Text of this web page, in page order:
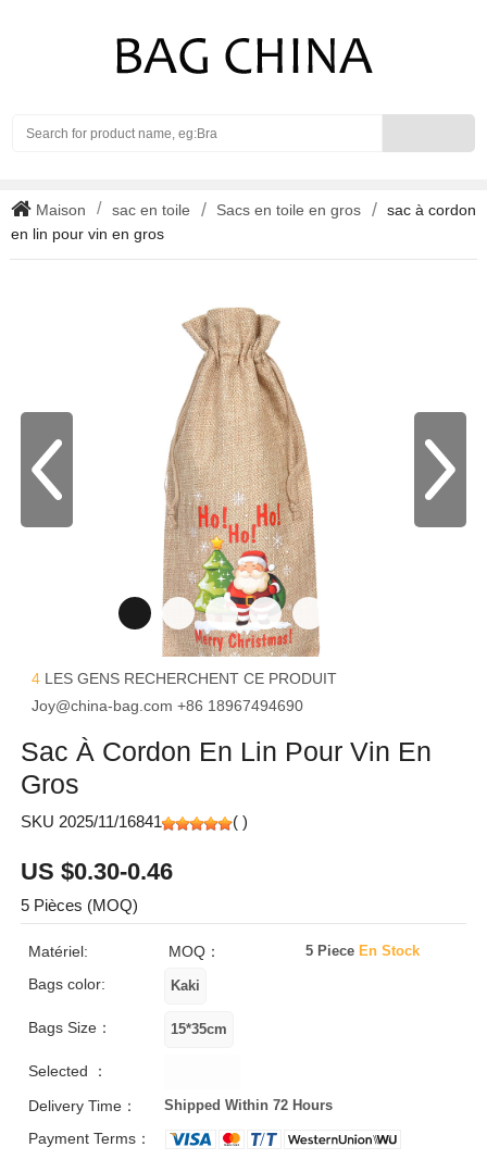
Maison sac en toile Sacs en toile en gros
sac à cordon
en lin pour vin en gros
4 LES GENS RECHERCHENT CE PRODUIT
Joy@china-bag.com +86 18967494690
Sac À Cordon En Lin Pour Vin En
Gros
SKU 2025/11/16841 ( )
US $0.30-0.46
5 Pièces (MOQ)
Matériel: MOQ： 5 Piece En Stock
Bags color:
Bags Size：
Selected ：
Delivery Time：
Shipped Within 72 Hours
Payment Terms：